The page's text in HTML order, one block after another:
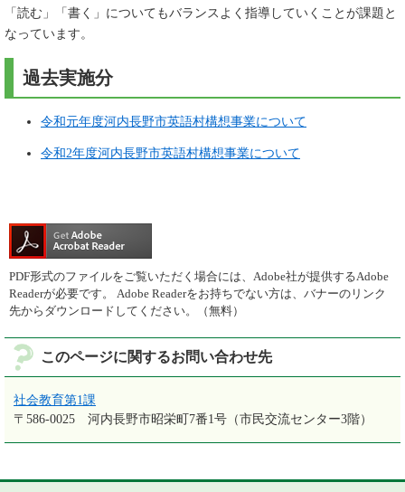
「読む」「書く」についてもバランスよく指導していくことが課題と
なっています。
過去実施分
令和元年度河内長野市英語村構想事業について
令和2年度河内長野市英語村構想事業について
PDF形式のファイルをご覧いただく場合には、Adobe社が提供するAdobe
Readerが必要です。
Adobe Readerをお持ちでない方は、バナーのリンク
先からダウンロードしてください。（無料）
このページに関するお問い合わせ先
社会教育第1課
〒586-0025
河内長野市昭栄町7番1号（市民交流センター3階）